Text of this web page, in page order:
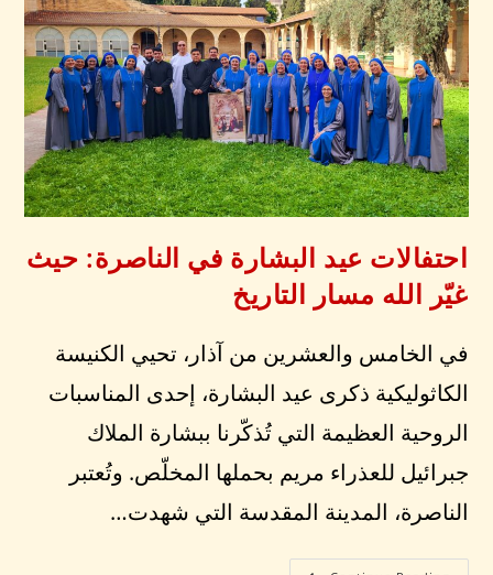
احتفالات عيد البشارة في الناصرة: حيث
غيّر الله مسار التاريخ
في الخامس والعشرين من آذار، تحيي الكنيسة
الكاثوليكية ذكرى عيد البشارة، إحدى المناسبات
الروحية العظيمة التي تُذكّرنا ببشارة الملاك
جبرائيل للعذراء مريم بحملها المخلّص. وتُعتبر
الناصرة، المدينة المقدسة التي شهدت…